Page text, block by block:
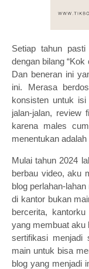
Setiap tahun
dengan bilang “Kok
Dan beneran ini
ini. Merasa
konsisten untuk
jalan-jalan, review
karena males
menentukan
Mulai tahun 2024
berbau video, aku
blog perlahan-
di kantor bukan
bercerita,
yang membuat aku
sertifikasi menjadi
main untuk bisa
blog yang menjadi